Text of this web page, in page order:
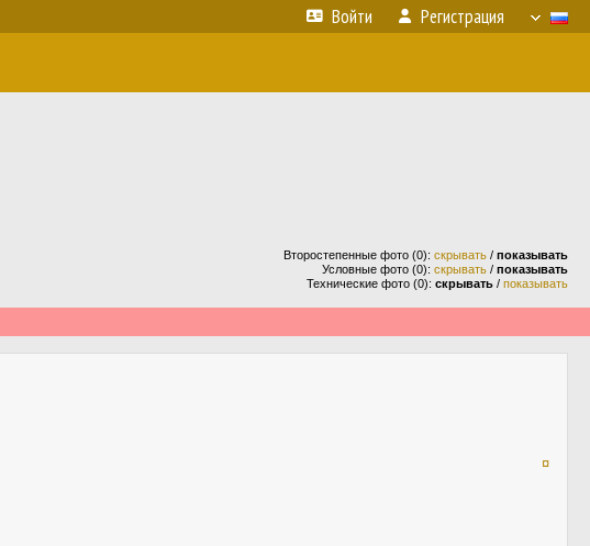
Войти Регистрация
Второстепенные фото (0): скрывать / показывать
Условные фото (0): скрывать / показывать
Технические фото (0): скрывать / показывать
¤